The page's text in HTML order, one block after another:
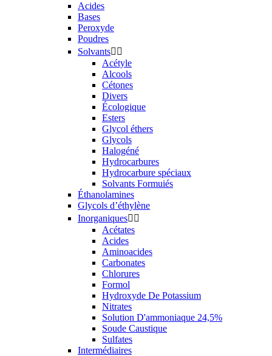
Acides
Bases
Peroxyde
Poudres
Solvants 
Acétyle
Alcools
Cétones
Divers
Écologique
Esters
Glycol éthers
Glycols
Halogéné
Hydrocarbures
Hydrocarbure spéciaux
Solvants Formuiés
Éthanolamines
Glycols d’éthylène
Inorganiques 
Acétates
Acides
Aminoacides
Carbonates
Chlorures
Formol
Hydroxyde De Potassium
Nitrates
Solution D'ammoniaque 24,5%
Soude Caustique
Sulfates
Intermédiaires